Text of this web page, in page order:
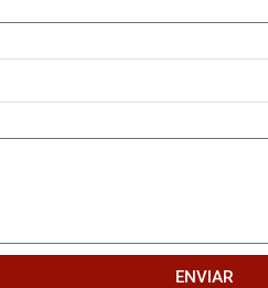
ENVIAR